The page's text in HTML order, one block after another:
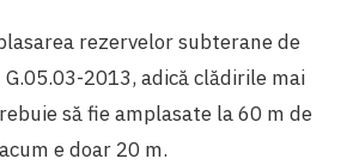
rezervelor subterane de
G.05.03-2013, adică clădirile mai
să fie amplasate la 60 m de
e doar 20 m.